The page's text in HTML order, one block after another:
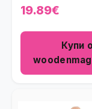
19.89€
Купи